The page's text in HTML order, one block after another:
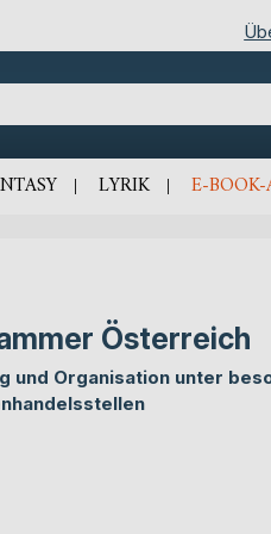
LYRIK E-
Österreich
und Organisation unter